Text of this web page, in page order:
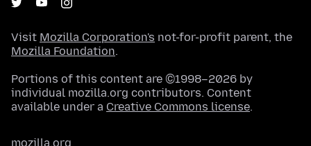
Visit Mozilla Corporation's not-for-profit parent, the
Mozilla Foundation.
Portions of this content are ©1998–2026 by
individual mozilla.org contributors. Content
available under a Creative Commons license.
mozilla.org